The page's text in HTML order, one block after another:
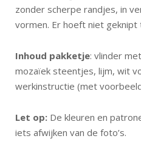
zonder scherpe randjes, in
vormen. Er hoeft niet geknipt
Inhoud pakketje: vlinder
mozaïek steentjes, lijm, wit
werkinstructie (met
Let op: De kleuren en
iets afwijken van de foto’s.